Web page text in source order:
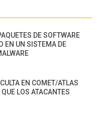
DE SOFTWARE
EN UN SISTEMA DE
EN COMET/ATLAS
LOS ATACANTES